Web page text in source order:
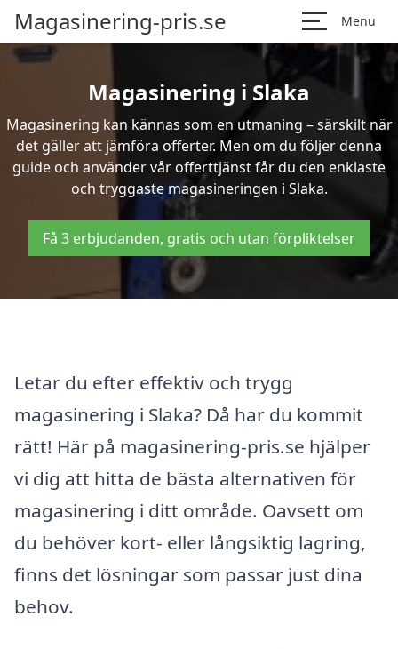
Magasinering-pris.se Menu
Magasinering i Slaka
Magasinering kan kännas som en utmaning – särskilt när
det gäller att jämföra offerter. Men om du följer denna
guide och använder vår offerttjänst får du den enklaste
och tryggaste magasineringen i Slaka.
Få 3 erbjudanden, gratis och utan förpliktelser
Letar du efter effektiv och trygg
magasinering i Slaka? Då har du kommit
rätt! Här på magasinering-pris.se hjälper
vi dig att hitta de bästa alternativen för
magasinering i ditt område. Oavsett om
du behöver kort- eller långsiktig lagring,
finns det lösningar som passar just dina
behov.